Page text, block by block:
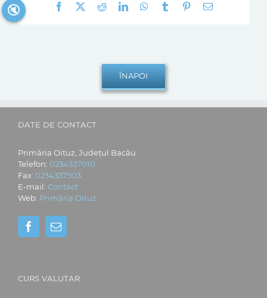
Facebook
RedditLinkedInWhatsApp
Tumblr Pinterest
E-
DATE DE CONTACT
Primăria Oituz, Județul Bacău
Telefon: 0234337010
Fax: 0234337503
E-mail: Contact
Web: Primăria Oituz
CURS VALUTAR
🔇